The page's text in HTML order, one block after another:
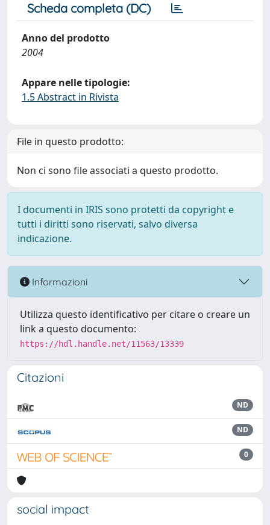
Scheda completa (DC)
Anno del prodotto
2004
Appare nelle tipologie:
1.5 Abstract in Rivista
File in questo prodotto:
Non ci sono file associati a questo prodotto.
I documenti in IRIS sono protetti da copyright e
tutti i diritti sono riservati, salvo diversa
indicazione.
Informazioni
Utilizza questo identificativo per citare o creare un
link a questo documento:
https://hdl.handle.net/11563/13339
Citazioni
ND
ND
0
social impact